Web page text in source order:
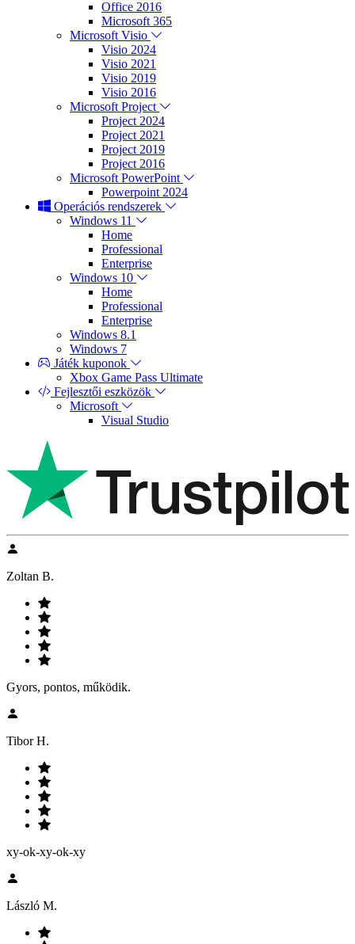
Office 2016
Microsoft 365
Microsoft Visio
Visio 2024
Visio 2021
Visio 2019
Visio 2016
Microsoft Project
Project 2024
Project 2021
Project 2019
Project 2016
Microsoft PowerPoint
Powerpoint 2024
Operációs rendszerek
Windows 11
Home
Professional
Enterprise
Windows 10
Home
Professional
Enterprise
Windows 8.1
Windows 7
Játék kuponok
Xbox Game Pass Ultimate
Fejlesztői eszközök
Microsoft
Visual Studio
Zoltan B.
Gyors, pontos, működik.
Tibor H.
xy-ok-xy-ok-xy
László M.